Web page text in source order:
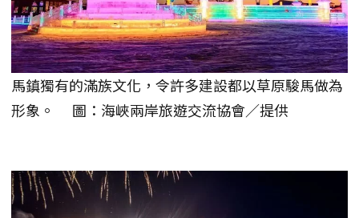
馬鎮獨有的滿族文化，令許多建設都以草原駿馬做為
形象。 圖：海峽兩岸旅遊交流協會／提供